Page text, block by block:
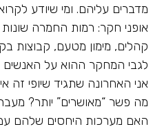
מדברים עליהם. ומי שיודע
אופני חקר: רמות החמרה
קהלים, מימון מטעם, קבוצות
לגבי המחקר ההוא על האנשים
אני האחרונה שתגיד שיופי זה
מה פשר “מאושרים” יותר? מעבר
האם מערכות היחסים שלהם